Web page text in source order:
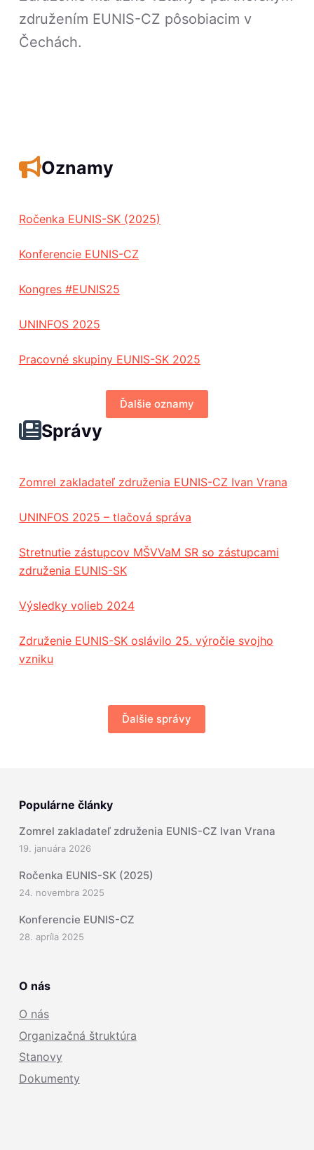
združením EUNIS-CZ pôsobiacim v
Čechách.
Oznamy
Ročenka EUNIS-SK (2025)
Konferencie EUNIS-CZ
Kongres #EUNIS25
UNINFOS 2025
Pracovné skupiny EUNIS-SK 2025
Ďalšie oznamy
Správy
Zomrel zakladateľ združenia EUNIS-CZ Ivan Vrana
UNINFOS 2025 – tlačová správa
Stretnutie zástupcov MŠVVaM SR so zástupcami
združenia EUNIS-SK
Výsledky volieb 2024
Združenie EUNIS-SK oslávilo 25. výročie svojho
vzniku
Ďalšie správy
Populárne články
Zomrel zakladateľ združenia EUNIS-CZ Ivan Vrana
19. januára 2026
Ročenka EUNIS-SK (2025)
24. novembra 2025
Konferencie EUNIS-CZ
28. apríla 2025
O nás
O nás
Organizačná štruktúra
Stanovy
Dokumenty